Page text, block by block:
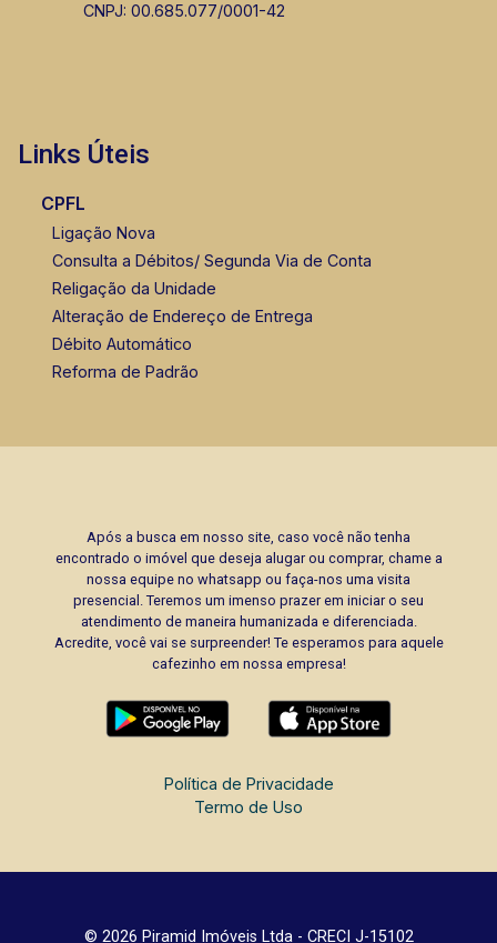
CNPJ: 00.685.077/0001-42
Links Úteis
CPFL
Ligação Nova
Consulta a Débitos/ Segunda Via de Conta
Religação da Unidade
Alteração de Endereço de Entrega
Débito Automático
Reforma de Padrão
Após a busca em nosso site, caso você não tenha
encontrado o imóvel que deseja alugar ou comprar, chame a
nossa equipe no whatsapp ou faça-nos uma visita
presencial. Teremos um imenso prazer em iniciar o seu
atendimento de maneira humanizada e diferenciada.
Acredite, você vai se surpreender! Te esperamos para aquele
cafezinho em nossa empresa!
Política de Privacidade
Termo de Uso
© 2026 Piramid Imóveis Ltda - CRECI J-15102